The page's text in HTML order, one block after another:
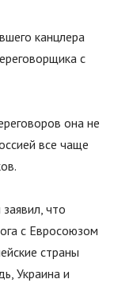
канцлера
с
она не
все чаще
что
с Евросоюзом
страны
Украина и